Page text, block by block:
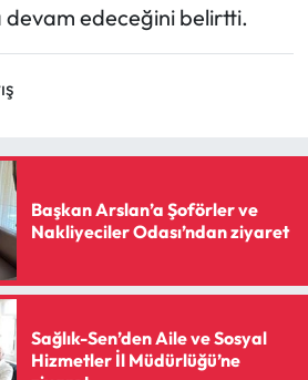
devam edeceğini belirtti.
Başkan Arslan’a Şoförler ve
Nakliyeciler Odası’ndan ziyaret
Sağlık-Sen’den Aile ve Sosyal
Hizmetler İl Müdürlüğü’ne